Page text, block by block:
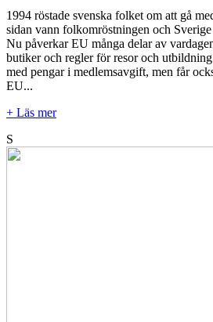
1994 röstade svenska folket om att gå
sidan vann folkomröstningen och
Nu påverkar EU många delar av
butiker och regler för resor och
med pengar i medlemsavgift, men får
EU...
+ Läs mer
S